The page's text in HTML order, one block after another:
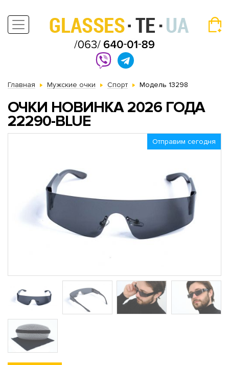
Главная Мужские очки Спорт Модель 13298
ОЧКИ НОВИНКА 2026 ГОДА
22290-BLUE
Отправим сегодня